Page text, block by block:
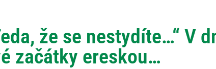
že se nestydíte…“ V
začátky ereskou…